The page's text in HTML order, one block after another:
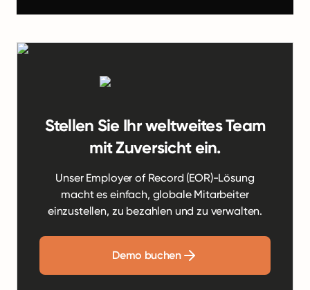
Stellen Sie Ihr weltweites Team
mit Zuversicht ein.
Unser Employer of Record (EOR)-Lösung
macht es einfach, globale Mitarbeiter
einzustellen, zu bezahlen und zu verwalten.
Demo buchen